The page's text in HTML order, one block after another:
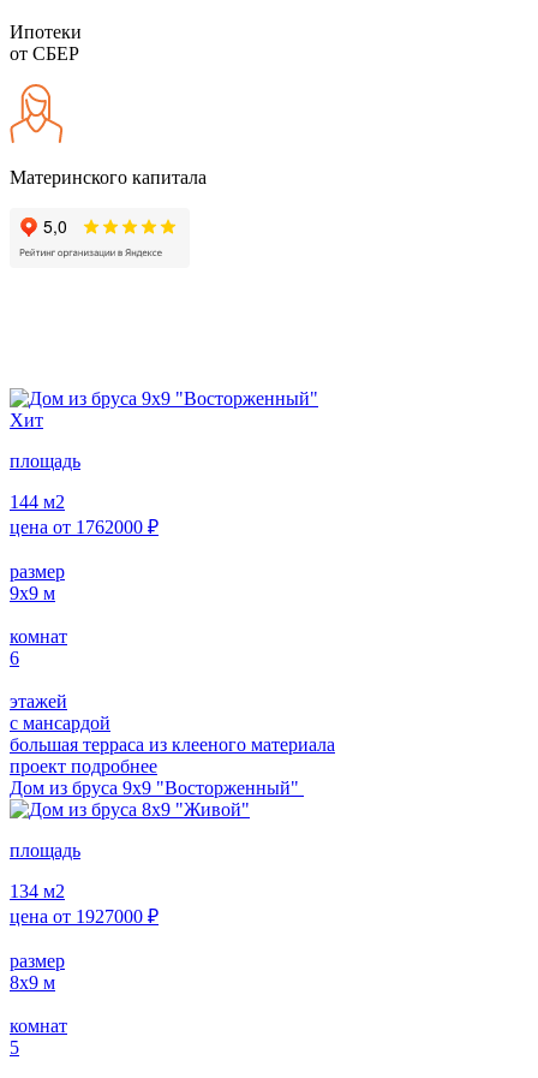
Ипотеки
от СБЕР
Материнского капитала
Хит
площадь
144 м2
цена от 1762000 ₽
размер
9х9 м
комнат
6
этажей
с мансардой
большая терраса из клееного материала
проект подробнее
Дом из бруса 9х9 "Восторженный"
площадь
134 м2
цена от 1927000 ₽
размер
8х9 м
комнат
5